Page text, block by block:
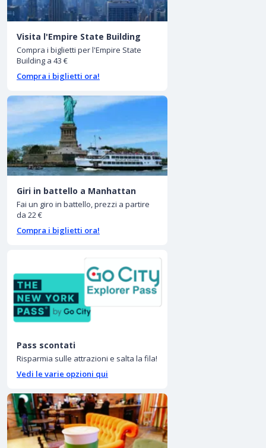
Visita l'Empire State Building
Compra i biglietti per l'Empire State
Building a 43 €
Compra i biglietti ora!
Giri in battello a Manhattan
Fai un giro in battello, prezzi a partire
da 22 €
Compra i biglietti ora!
Pass scontati
Risparmia sulle attrazioni e salta la fila!
Vedi le varie opzioni qui